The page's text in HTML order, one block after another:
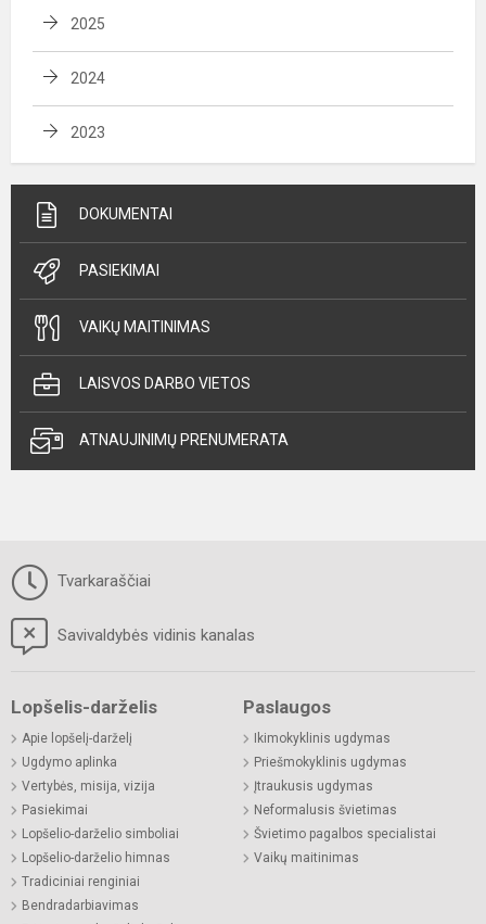
2025
2024
2023
DOKUMENTAI
PASIEKIMAI
VAIKŲ MAITINIMAS
LAISVOS DARBO VIETOS
ATNAUJINIMŲ PRENUMERATA
Tvarkaraščiai
Savivaldybės vidinis kanalas
Lopšelis-darželis
Apie lopšelį-darželį
Ugdymo aplinka
Vertybės, misija, vizija
Pasiekimai
Lopšelio-darželio simboliai
Lopšelio-darželio himnas
Tradiciniai renginiai
Bendradarbiavimas
Paslaugos
Ikimokyklinis ugdymas
Priešmokyklinis ugdymas
Įtraukusis ugdymas
Neformalusis švietimas
Švietimo pagalbos specialistai
Vaikų maitinimas